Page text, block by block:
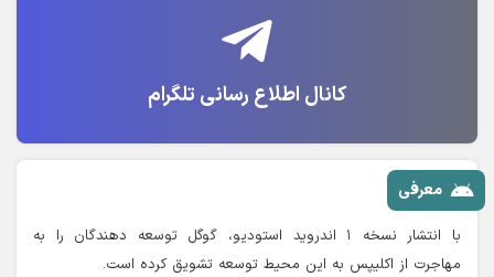
کانال اطلاع رسانی تلگرام
معرفی
با انتشار نسخه ۱ اندروید استودیو، گوگل توسعه دهندگان را به
مهاجرت از اکلیپس به این محیط توسعه تشویق کرده است.